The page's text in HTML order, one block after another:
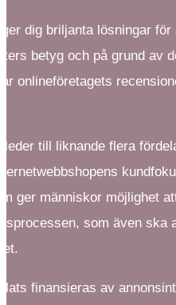
dig briljanta lösningar
betyg och på grund av
onlineföretagets
leder till liknande flera
ger människor möjlighet
som även ska
finansieras av